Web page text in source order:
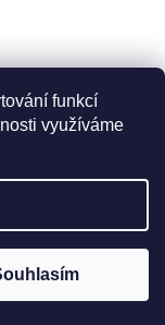
funkcí
využíváme